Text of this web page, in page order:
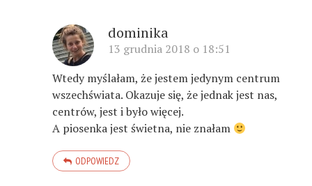
dominika
13 grudnia 2018 o 18:51
Wtedy myślałam, że jestem jedynym centrum
wszechświata. Okazuje się, że jednak jest nas,
centrów, jest i było więcej.
A piosenka jest świetna, nie znałam
ODPOWIEDZ